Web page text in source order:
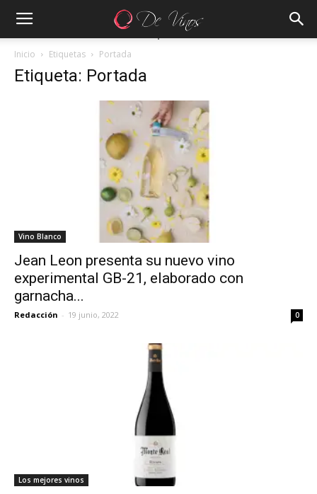
Inicio Etiquetas Portada
Etiqueta: Portada
Vino Blanco
Jean Leon presenta su nuevo vino
experimental GB-21, elaborado con
garnacha...
Redacción - 19 junio, 2022 0
Los mejores vinos